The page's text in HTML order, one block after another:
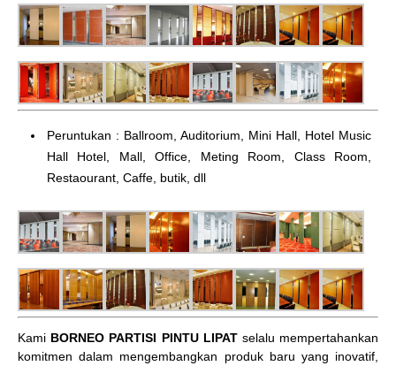
Peruntukan : Ballroom, Auditorium, Mini Hall, Hotel Music
Hall Hotel, Mall, Office, Meting Room, Class Room,
Restaourant, Caffe, butik, dll
Kami BORNEO PARTISI PINTU LIPATselalu mempertahankan
komitmen dalam mengembangkan produk baru yang inovatif,